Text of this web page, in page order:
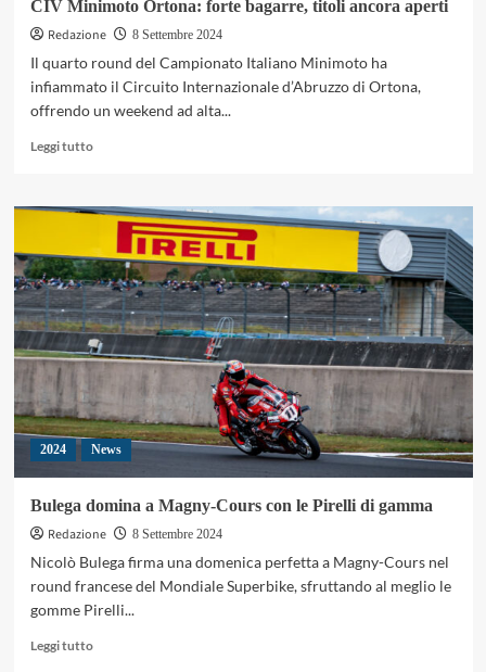
CIV Minimoto Ortona: forte bagarre, titoli ancora aperti
Redazione
8 Settembre 2024
Il quarto round del Campionato Italiano Minimoto ha
infiammato il Circuito Internazionale d’Abruzzo di Ortona,
offrendo un weekend ad alta...
Leggi tuttoLeggi
su
Minimoto
Ortona:
forte
bagarre,
titoli
ancora
aperti
2024 News
Bulega domina a Magny-Cours con le Pirelli di gamma
Redazione
8 Settembre 2024
Nicolò Bulega firma una domenica perfetta a Magny-Cours nel
round francese del Mondiale Superbike, sfruttando al meglio le
gomme Pirelli...
Leggi tuttoLeggi